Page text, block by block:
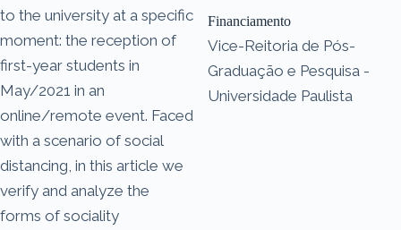
to the university at a specific
moment: the reception of
first-year students in
May/2021 in an
online/remote event. Faced
with a scenario of social
distancing, in this article we
verify and analyze the
forms of sociality
Financiamento
Vice-Reitoria de Pós-
Graduação e Pesquisa -
Universidade Paulista